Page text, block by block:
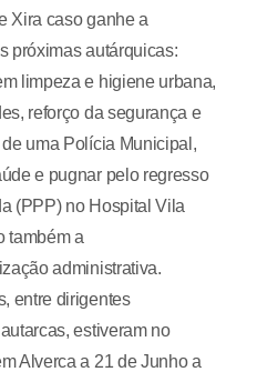
Xira caso ganhe a
próximas autárquicas:
limpeza e higiene urbana,
reforço da segurança e
uma Polícia Municipal,
e pugnar pelo regresso
(PPP) no Hospital Vila
também a
administrativa.
entre dirigentes
estiveram no
Alverca a 21 de Junho a